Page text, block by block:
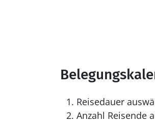
Reisedauer
Anzahl Reisende